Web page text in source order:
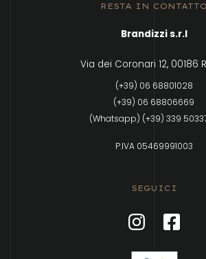
RESTA IN CONTATTO
Brandizzi s.r.l
Via dei Coronari 12, 00186
(+39) 06 68801028
(+39) 06 68806669
(Whatsapp) (+39) 339
P.IVA 05469991003
SEGUICI